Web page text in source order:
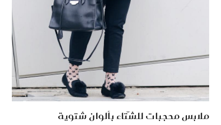
ملابس محجبات للشّتاء بألوان شتوية